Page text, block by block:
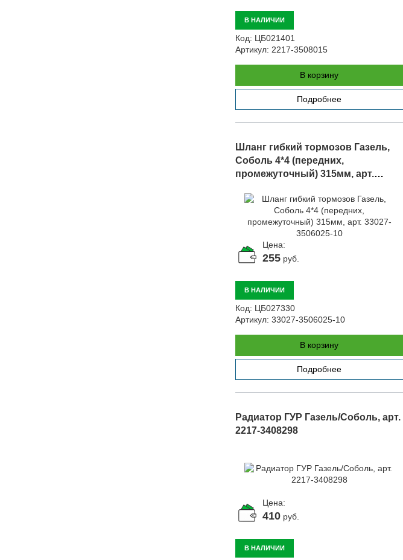
В НАЛИЧИИ
Код: ЦБ021401
Артикул: 2217-3508015
В корзину
Подробнее
Шланг гибкий тормозов Газель,
Соболь 4*4 (передних,
промежуточный) 315мм, арт.
Цена:
255руб.
В НАЛИЧИИ
Код: ЦБ027330
Артикул: 33027-3506025-10
В корзину
Подробнее
Радиатор ГУР Газель/Соболь, арт.
2217-3408298
Цена:
410руб.
В НАЛИЧИИ